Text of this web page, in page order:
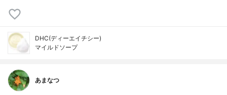
DHC(ディーエイチシー)
マイルドソープ
あまなつ